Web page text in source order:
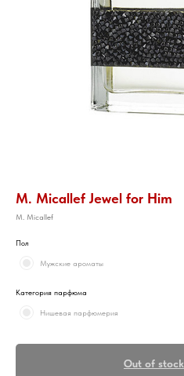
M. Micallef Jewel for Him
M. Micallef
Пол
Мужские ароматы
Категория парфюма
Нишевая парфюмерия
Out of stock